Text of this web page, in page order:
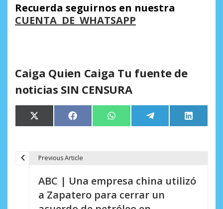
Recuerda seguirnos en nuestra
CUENTA DE WHATSAPP
Caiga Quien Caiga Tu fuente de
noticias SIN CENSURA
Compartir
en
X
(Twitter)
Compartir
en
Facebook Compartir
en
WhatsApp Compartir
en
Telegram
en
LinkedIn
Previous Article
ABC | Una empresa china utilizó
a Zapatero para cerrar un